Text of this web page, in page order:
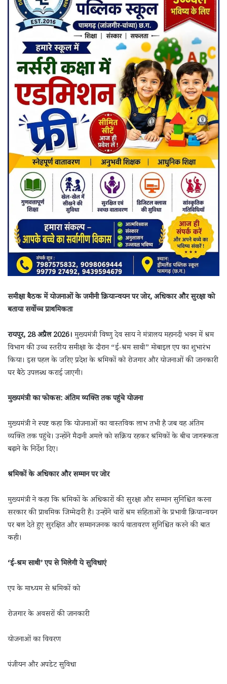
समीक्षा बैठक में योजनाओं के जमीनी क्रियान्वयन पर जोर, अधिकार और सुरक्षा को
बताया सर्वोच्च प्राथमिकता
रायपुर, 28 अप्रैल 2026। मुख्यमंत्री विष्णु देव साय ने मंत्रालय महानदी भवन में श्रम
विभाग की उच्च स्तरीय समीक्षा के दौरान “ई-श्रम साथी” मोबाइल एप का शुभारंभ
किया। इस पहल के जरिए प्रदेश के श्रमिकों को रोजगार और योजनाओं की जानकारी
घर बैठे उपलब्ध कराई जाएगी।
मुख्यमंत्री का फोकस: अंतिम व्यक्ति तक पहुंचे योजना
मुख्यमंत्री ने स्पष्ट कहा कि योजनाओं का वास्तविक लाभ तभी है जब वह अंतिम
व्यक्ति तक पहुंचे। उन्होंने मैदानी अमले को सक्रिय रहकर श्रमिकों के बीच जागरूकता
बढ़ाने के निर्देश दिए।
श्रमिकों के अधिकार और सम्मान पर जोर
मुख्यमंत्री ने कहा कि श्रमिकों के अधिकारों की सुरक्षा और सम्मान सुनिश्चित करना
सरकार की प्राथमिक जिम्मेदारी है। उन्होंने चारों श्रम संहिताओं के प्रभावी क्रियान्वयन
पर बल देते हुए सुरक्षित और सम्मानजनक कार्य वातावरण सुनिश्चित करने की बात
कही।
‘ई-श्रम साथी’ एप से मिलेगी ये सुविधाएं
एप के माध्यम से श्रमिकों को
रोजगार के अवसरों की जानकारी
योजनाओं का विवरण
पंजीयन और अपडेट सुविधा